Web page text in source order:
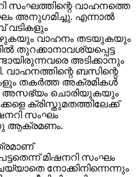
സംഘത്തിന്റെ വാഹനത്തെ
അനുഗമിച്ചു. എന്നാല്‍
വടികളും
വാഹനം തടയുകയും
തുറക്കാനാവശ്യപ്പെട്ട
അടിക്കാനും
വാഹനത്തിന്റെ ബസിന്റെ
തകര്‍ത്ത അക്രമികള്‍
അസഭ്യം ചൊരിയുകയും
ക്രിസ്തുമതത്തിലേക്ക്
സംഘം
ആക്രമണം.
മിഷനറി സംഘം
നോക്കിനിന്നെന്നും